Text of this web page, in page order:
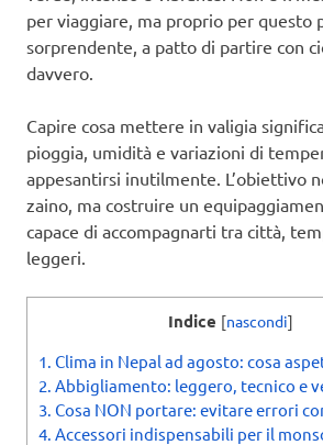
per viaggiare, ma proprio per questo
sorprendente, a patto di partire con
davvero.
Capire cosa mettere in valigia
pioggia, umidità e variazioni di
appesantirsi inutilmente. L’obiettivo
zaino, ma costruire un
capace di accompagnarti tra città,
leggeri.
Indice [nascondi]
1. Clima in Nepal ad agosto: cosa
2. Abbigliamento: leggero, tecnico e
3. Cosa NON portare: evitare errori
4. Accessori indispensabili per il